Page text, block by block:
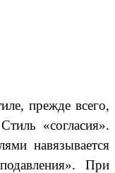
прежде всего,
«согласия».
навязывается
При